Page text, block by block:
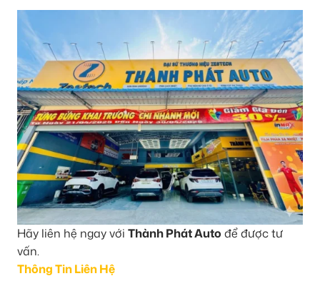
Hãy liên hệ ngay với Thành Phát Auto để được tư
vấn.
Thông Tin Liên Hệ